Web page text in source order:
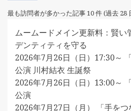
最も訪問者が多かった記事 10 件 (過去 28
ムームードメイン更新料：賢い
デンティティを守る
2026年7月26日（日）17:30～
公演 川村結衣 生誕祭
2026年7月26日（日）13:00～
公演
2026年7月27日（月） 「手を